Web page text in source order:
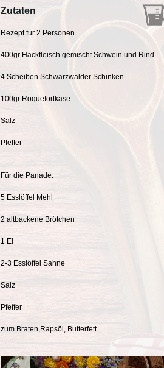
Zutaten
Rezept für 2 Personen
400gr Hackfleisch gemischt Schwein und Rind
4 Scheiben Schwarzwälder Schinken
100gr Roquefortkäse
Salz
Pfeffer
Für die Panade:
5 Esslöffel Mehl
2 altbackene Brötchen
1 Ei
2-3 Esslöffel Sahne
Salz
Pfeffer
zum Braten,Rapsöl, Butterfett